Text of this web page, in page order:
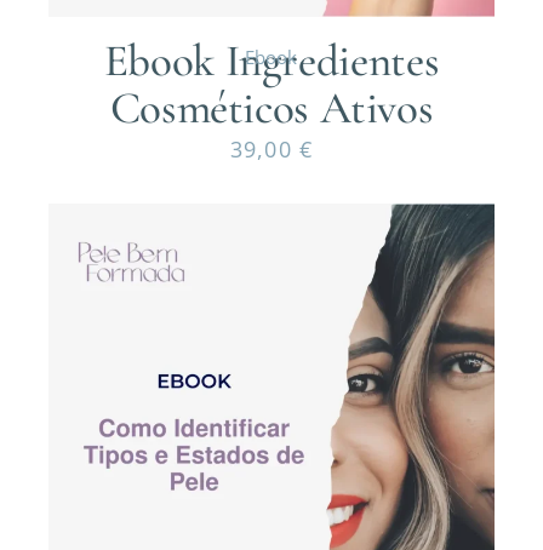
Ebook
Ebook Ingredientes
Cosméticos Ativos
39,00 €